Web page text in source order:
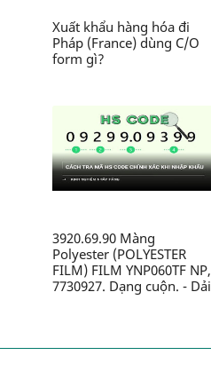
Xuất khẩu hàng hóa đi
Pháp (France) dùng C/O
form gì?
3920.69.90 Màng
Polyester (POLYESTER
FILM) FILM YNP060TF NP,
7730927. Dạng cuộn. - Dải
chưa được gắn lớp bề